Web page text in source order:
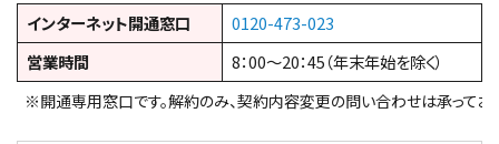
インターネット開通窓口
0120-473-023
営業時間
8：00～20：45（年末年始を除く）
※開通専用窓口です。解約のみ、契約内容変更の問い合わせは承ってお